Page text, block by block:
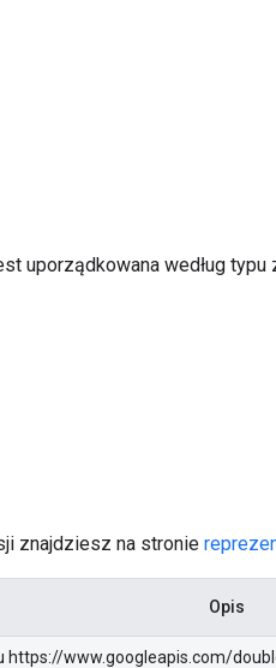
uporządkowana według
znajdziesz na stronie
Opis
https://www.googleapis.com/